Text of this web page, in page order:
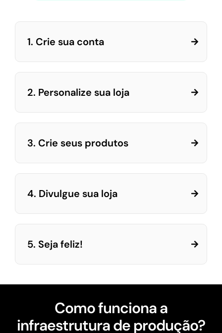
1. Crie sua conta
2. Personalize sua loja
3. Crie seus produtos
4. Divulgue sua loja
5. Seja feliz!
Como funciona a
infraestrutura de produção?